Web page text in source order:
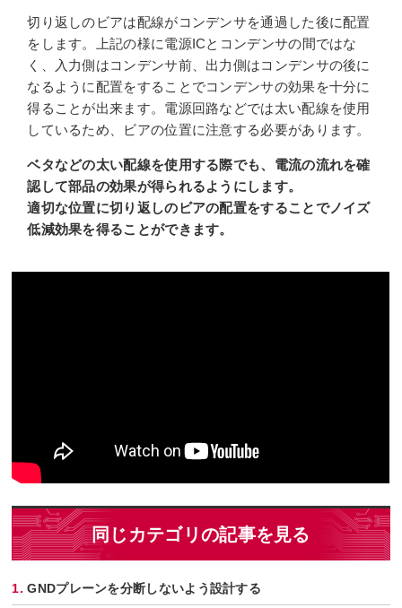
切り返しのビアは配線がコンデンサを通過した後に配置
をします。上記の様に電源ICとコンデンサの間ではな
く、入力側はコンデンサ前、出力側はコンデンサの後に
なるように配置をすることでコンデンサの効果を十分に
得ることが出来ます。電源回路などでは太い配線を使用
しているため、ビアの位置に注意する必要があります。
ベタなどの太い配線を使用する際でも、電流の流れを確
認して部品の効果が得られるようにします。
適切な位置に切り返しのビアの配置をすることでノイズ
低減効果を得ることができます。
同じカテゴリの記事を見る
GNDプレーンを分断しないよう設計する